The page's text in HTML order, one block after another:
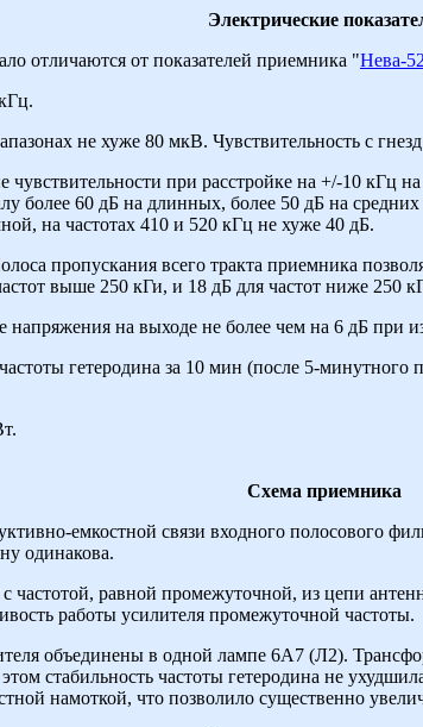
Электрические
отличаются от показателей приемника "Нева-52
не хуже 80 мкВ. Чувствительность с
чувствительности при расстройке на +/-10 кГц
более 60 дБ на длинных, более 50 дБ на
на частотах 410 и 520 кГц не хуже 40 дБ.
пропускания всего тракта приемника
выше 250 кГи, и 18 дБ для частот ниже 250
напряжения на выходе не более чем на 6 дБ при
гетеродина за 10 мин (после 5-минутного
Схема приемника
емкостной связи входного полосового
одинакова.
частотой, равной промежуточной, из цепи
работы усилителя промежуточной частоты.
объединены в одной лампе 6А7 (Л2).
стабильность частоты гетеродина не
намоткой, что позволило существенно